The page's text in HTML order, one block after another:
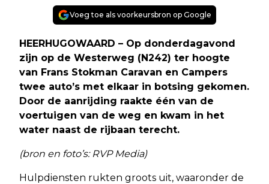
Voeg toe als voorkeursbron op Google
HEERHUGOWAARD – Op donderdagavond
zijn op de Westerweg (N242) ter hoogte
van Frans Stokman Caravan en Campers
twee auto’s met elkaar in botsing gekomen.
Door de aanrijding raakte één van de
voertuigen van de weg en kwam in het
water naast de rijbaan terecht.
(bron en foto’s: RVP Media)
Hulpdiensten rukten groots uit, waaronder de